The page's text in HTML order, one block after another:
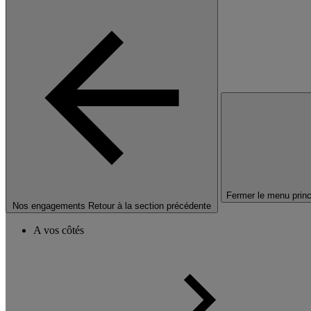
Nos engagements Retour à la section précédente
Fermer le menu
A vos côtés